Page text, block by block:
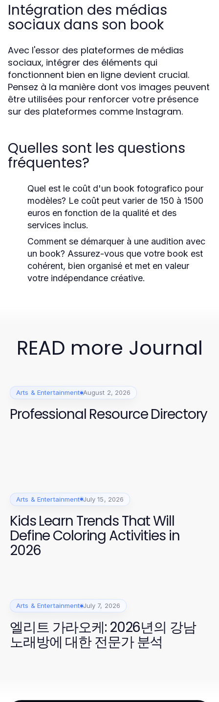
Intégration des médias
sociaux dans son book
Avec l'essor des plateformes de médias
sociaux, intégrer des éléments qui
fonctionnent bien en ligne devient crucial.
Pensez à la manière dont vos images peuvent
être utilisées pour renforcer votre présence
sur des plateformes comme Instagram.
Quelles sont les questions
fréquentes?
Quel est le coût d'un book fotografico pour
modèles? Le coût peut varier de 150 à 1500
euros en fonction de la qualité et des
services inclus.
Comment se démarquer à une audition avec
un book? Assurez-vous que votre book est
cohérent, bien organisé et met en valeur
votre indépendance créative.
READ more Journal
Arts & Entertainment August 2, 2026
Professional Resource Directory
Arts & Entertainment July 15, 2026
Kids Learn Trends That Will
Define Coloring Activities in
2026
Arts & Entertainment July 7, 2026
엘리트 가라오케: 2026년의 강남
노래방에 대한 전문가 분석